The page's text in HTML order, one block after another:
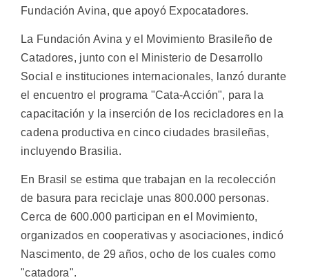
Fundación Avina, que apoyó Expocatadores.
La Fundación Avina y el Movimiento Brasileño de
Catadores, junto con el Ministerio de Desarrollo
Social e instituciones internacionales, lanzó durante
el encuentro el programa "Cata-Acción", para la
capacitación y la inserción de los recicladores en la
cadena productiva en cinco ciudades brasileñas,
incluyendo Brasilia.
En Brasil se estima que trabajan en la recolección
de basura para reciclaje unas 800.000 personas.
Cerca de 600.000 participan en el Movimiento,
organizados en cooperativas y asociaciones, indicó
Nascimento, de 29 años, ocho de los cuales como
"catadora".